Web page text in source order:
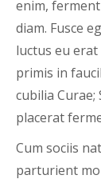
enim,
diam. Fusce
luctus eu
primis in
cubilia
placerat
Cum sociis
parturient